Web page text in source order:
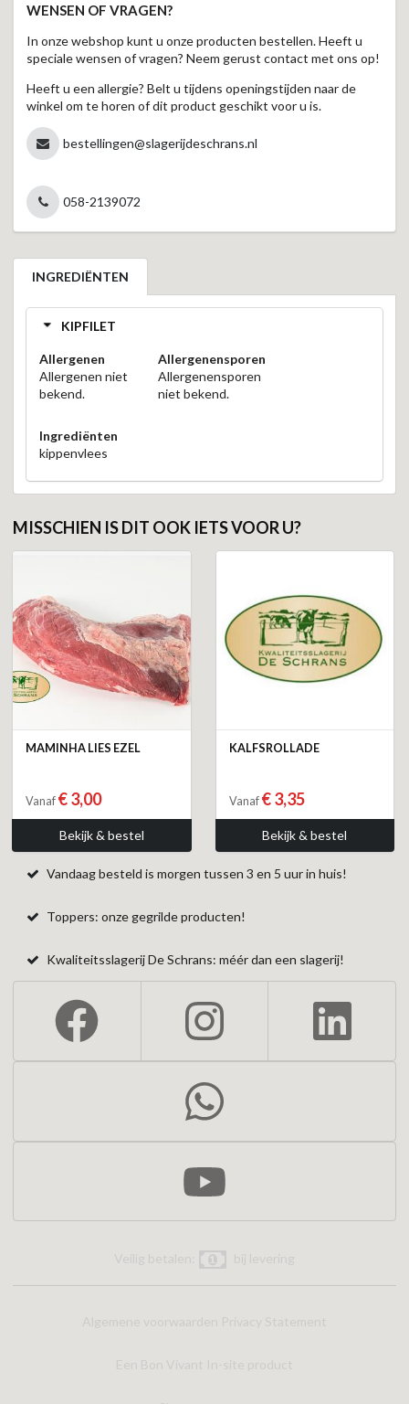
WENSEN OF VRAGEN?
In onze webshop kunt u onze producten bestellen. Heeft u
speciale wensen of vragen? Neem gerust contact met ons op!
Heeft u een allergie? Belt u tijdens openingstijden naar de
winkel om te horen of dit product geschikt voor u is.
bestellingen@slagerijdeschrans.nl
058-2139072
INGREDIËNTEN
KIPFILET
Allergenen
Allergenen niet
bekend.
Allergenensporen
Allergenensporen
niet bekend.
Ingrediënten
kippenvlees
MISSCHIEN IS DIT OOK IETS VOOR U?
MAMINHA LIES EZEL
Vanaf € 3,00
Bekijk & bestel
KALFSROLLADE
Vanaf € 3,35
Bekijk & bestel
Vandaag besteld is morgen tussen 3 en 5 uur in huis!
Toppers: onze gegrilde producten!
Kwaliteitsslagerij De Schrans: méér dan een slagerij!